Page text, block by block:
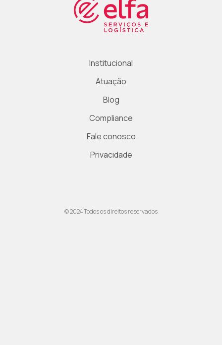
Institucional
Atuação
Blog
Compliance
Fale conosco
Privacidade
© 2024Todos os direitos reservados